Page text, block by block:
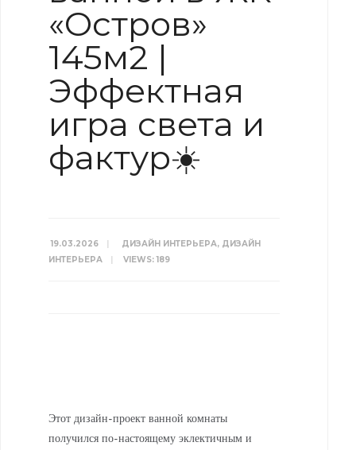
«Остров»
145м2 |
Эффектная
игра света и
фактур☀️
19.03.2026 | ДИЗАЙН ИНТЕРЬЕРА, ДИЗАЙН
ИНТЕРЬЕРА
| VIEWS: 189
Этот дизайн-проект ванной комнаты
получился по-настоящему эклектичным и